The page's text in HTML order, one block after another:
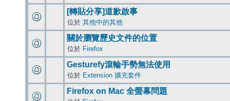
[轉貼分享]道歉啟事
位於 其他中的其他
關於瀏覽歷史文件的位置
位於 Firefox
Gesturefy滾輪手勢無法使用
位於 Extension 擴充套件
Firefox on Mac 全螢幕問題